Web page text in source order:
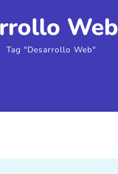
Web
Tag "Desarrollo Web"